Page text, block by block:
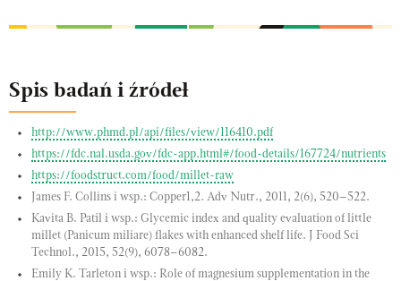
Spis badań i źródeł
http://www.phmd.pl/api/files/view/116410.pdf
https://fdc.nal.usda.gov/fdc-app.html#/food-details/167724/nutrients
https://foodstruct.com/food/millet-raw
James F. Collins i wsp.: Copper1,2. Adv Nutr., 2011, 2(6), 520–522.
Kavita B. Patil i wsp.: Glycemic index and quality evaluation of little
millet (Panicum miliare) flakes with enhanced shelf life. J Food Sci
Technol., 2015, 52(9), 6078–6082.
Emily K. Tarleton i wsp.: Role of magnesium supplementation in the